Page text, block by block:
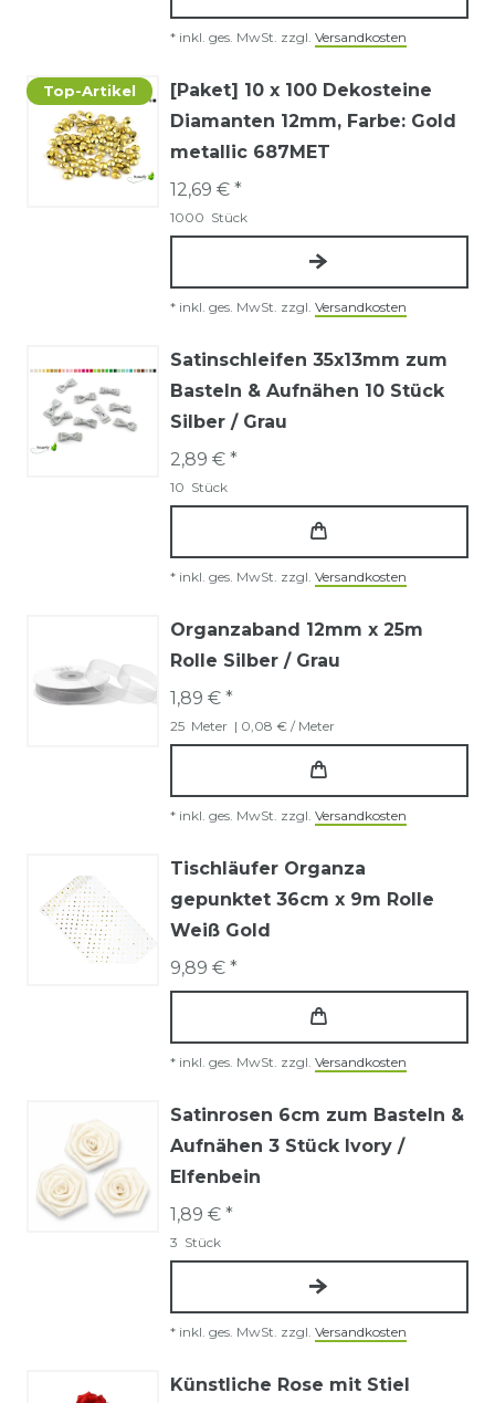
* inkl. ges. MwSt. zzgl. Versandkosten
Top-Artikel
[Paket] 10 x 100 Dekosteine
Diamanten 12mm, Farbe: Gold
metallic 687MET
12,69 € *
1000 Stück
* inkl. ges. MwSt. zzgl. Versandkosten
Satinschleifen 35x13mm zum
Basteln & Aufnähen 10 Stück
Silber / Grau
2,89 € *
10 Stück
* inkl. ges. MwSt. zzgl. Versandkosten
Organzaband 12mm x 25m
Rolle Silber / Grau
1,89 € *
25 Meter | 0,08 € / Meter
* inkl. ges. MwSt. zzgl. Versandkosten
Tischläufer Organza
gepunktet 36cm x 9m Rolle
Weiß Gold
9,89 € *
* inkl. ges. MwSt. zzgl. Versandkosten
Satinrosen 6cm zum Basteln &
Aufnähen 3 Stück Ivory /
Elfenbein
1,89 € *
3 Stück
* inkl. ges. MwSt. zzgl. Versandkosten
Künstliche Rose mit Stiel